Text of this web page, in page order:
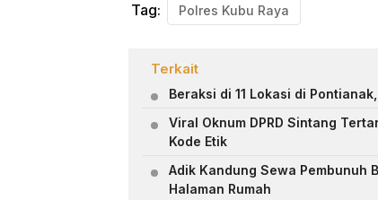
Tag: Polres Kubu Raya
Terkait
Beraksi di 11 Lokasi di
Viral Oknum DPRD Sintang
Kode Etik
Adik Kandung Sewa Pembunuh
Halaman Rumah